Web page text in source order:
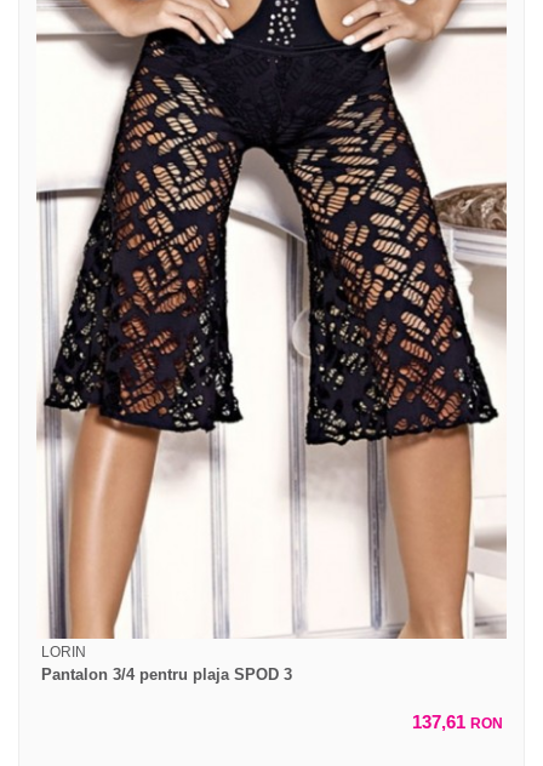
LORIN
Pantalon 3/4 pentru plaja SPOD 3
137,61 RON